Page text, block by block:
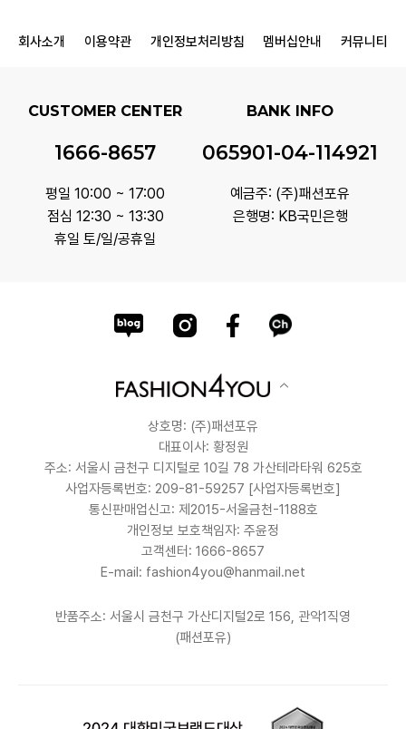
회사소개 이용약관 개인정보처리방침 멤버십안내 커뮤니티
CUSTOMER CENTER
1666-8657
평일 10:00 ~ 17:00
점심 12:30 ~ 13:30
휴일 토/일/공휴일
BANK INFO
065901-04-114921
예금주: (주)패션포유
은행명: KB국민은행
상호명: (주)패션포유
대표이사: 황정원
주소: 서울시 금천구 디지털로 10길 78 가산테라타워 625호
사업자등록번호: 209-81-59257 [사업자등록번호]
통신판매업신고: 제2015-서울금천-1188호
개인정보 보호책임자: 주윤정
고객센터: 1666-8657
E-mail: fashion4you@hanmail.net
반품주소: 서울시 금천구 가산디지털2로 156, 관악1직영
(패션포유)